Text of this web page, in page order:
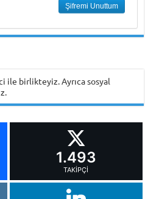
ile birlikteyiz. Ayrıca sosyal
1.493
TAKIPÇI